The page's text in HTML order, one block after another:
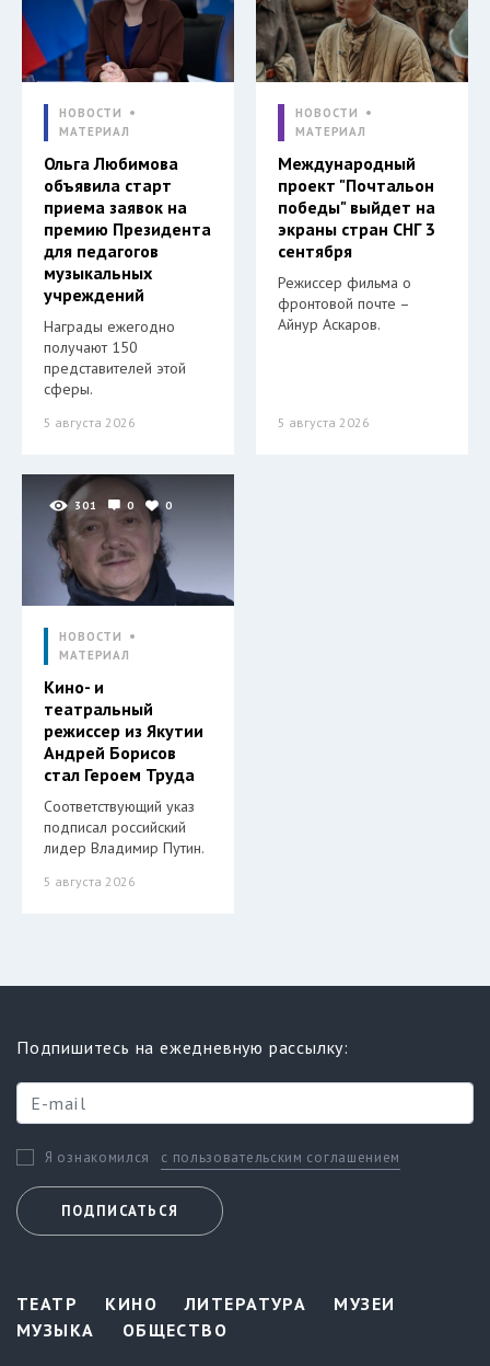
НОВОСТИ
МАТЕРИАЛ
Ольга Любимова
объявила старт
приема заявок на
премию Президента
для педагогов
музыкальных
учреждений
Награды ежегодно
получают 150
представителей этой
сферы.
5 августа 2026
НОВОСТИ
МАТЕРИАЛ
Международный
проект "Почтальон
победы" выйдет на
экраны стран СНГ 3
сентября
Режиссер фильма о
фронтовой почте –
Айнур Аскаров.
5 августа 2026
301 0 0
НОВОСТИ
МАТЕРИАЛ
Кино- и
театральный
режиссер из Якутии
Андрей Борисов
стал Героем Труда
Соответствующий указ
подписал российский
лидер Владимир Путин.
5 августа 2026
Подпишитесь на ежедневную рассылку:
Я ознакомился с пользовательским соглашением
ПОДПИСАТЬСЯ
ТЕАТР КИНО ЛИТЕРАТУРА
МУЗЕИ
МУЗЫКА
ОБЩЕСТВО